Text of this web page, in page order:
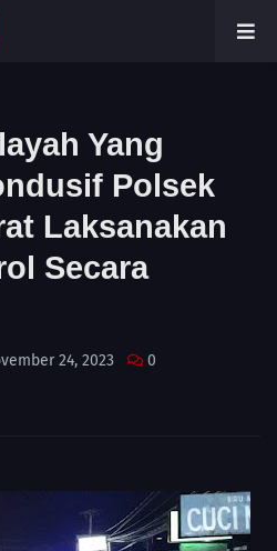
Yang
Polsek
Laksanakan
Secara
24, 2023 0